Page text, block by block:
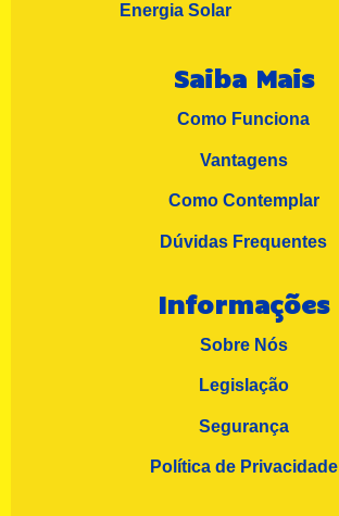
Energia Solar
Saiba Mais
Como Funciona
Vantagens
Como Contemplar
Dúvidas Frequentes
Informações
Sobre Nós
Legislação
Segurança
Política de Privacidade